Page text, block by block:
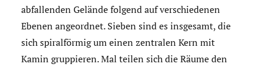
abfallenden Gelände folgend auf verschiedenen
Ebenen angeordnet. Sieben sind es insgesamt, die
sich spiralförmig um einen zentralen Kern mit
Kamin gruppieren. Mal teilen sich die Räume den